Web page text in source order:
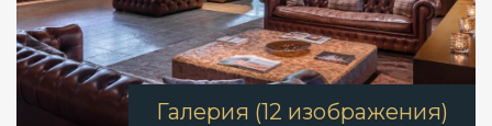
Галерия (12 изображения)